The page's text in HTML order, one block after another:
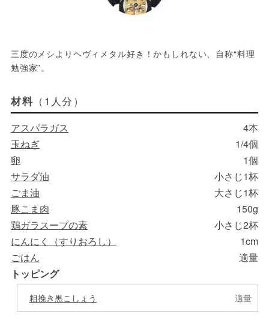
三度のメシよりヘヴィメタル好き！かもしれない、自称“料理
勉強家”。
材料 （1人分）
アスパラガス
4本
玉ねぎ
1/4個
卵
1個
サラダ油
小さじ1杯
ごま油
大さじ1杯
豚こま肉
150g
鶏ガラスープの素
小さじ2杯
にんにく（すりおろし）
1cm
ごはん
適量
トッピング
粗挽き黒こしょう 適量